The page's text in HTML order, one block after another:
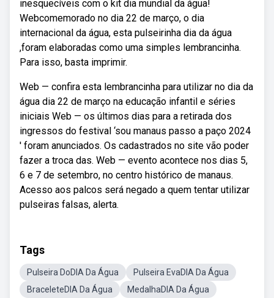
inesquecíveis com o kit dia mundial da água!
Webcomemorado no dia 22 de março, o dia
internacional da água, esta pulseirinha dia da água
,foram elaboradas como uma simples lembrancinha.
Para isso, basta imprimir.
Web — confira esta lembrancinha para utilizar no dia da
água dia 22 de março na educação infantil e séries
iniciais Web — os últimos dias para a retirada dos
ingressos do festival ‘sou manaus passo a paço 2024
' foram anunciados. Os cadastrados no site vão poder
fazer a troca das. Web — evento acontece nos dias 5,
6 e 7 de setembro, no centro histórico de manaus.
Acesso aos palcos será negado a quem tentar utilizar
pulseiras falsas, alerta.
Tags
Pulseira DoDIA Da Água
Pulseira EvaDIA Da Água
BraceleteDIA Da Água
MedalhaDIA Da Água